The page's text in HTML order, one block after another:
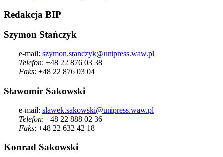
Redakcja BIP
Szymon Stańczyk
e-mail: szymon.stanczyk@unipress.waw.pl
Telefon: +48 22 876 03 38
Faks: +48 22 876 03 04
Sławomir Sakowski
e-mail: slawek.sakowski@unipress.waw.pl
Telefon: +48 22 888 02 36
Faks: +48 22 632 42 18
Konrad Sakowski